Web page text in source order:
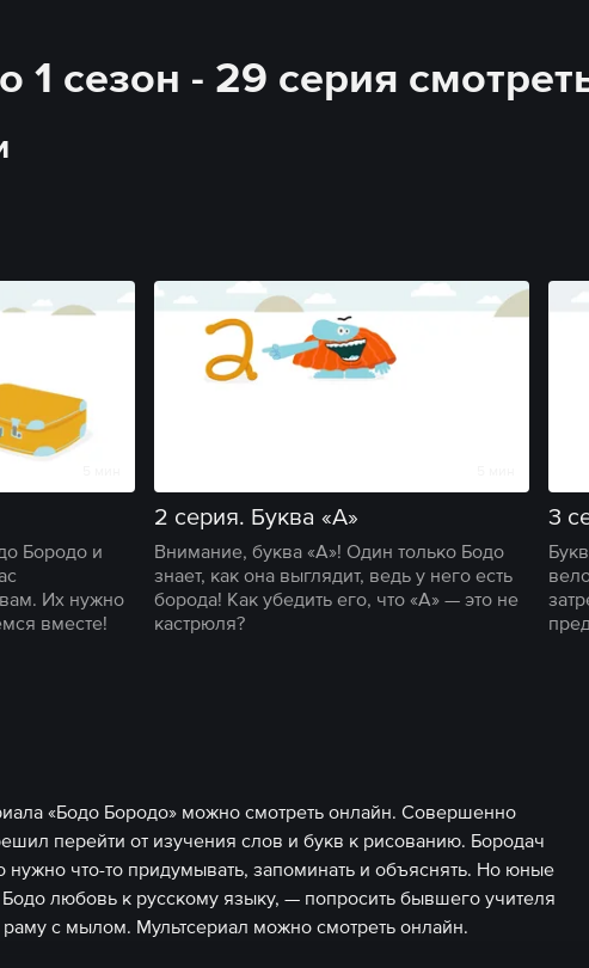
1 сезон - 29 серия
Бородо и
Их нужно
вместе!
2 серия. Буква «А»
Внимание, буква «А»! Один только Бодо
знает, как она выглядит, ведь у него есть
борода! Как убедить его, что «А» — это не
кастрюля?
3
«Бодо Бородо» можно смотреть онлайн. Совершенно
перейти от изучения слов и букв к рисованию. Бородач
нужно что-то придумывать, запоминать и объяснять. Но юные
Бодо любовь к русскому языку, — попросить бывшего учителя
с мылом. Мультсериал можно смотреть онлайн.